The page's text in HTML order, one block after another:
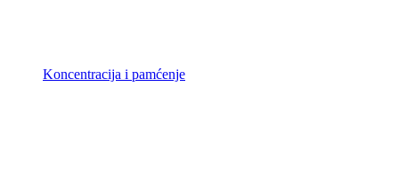
Koncentracija i pamćenje